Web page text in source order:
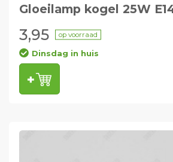
Gloeilamp kogel 25W
3,95 op voorraad
Dinsdag in huis